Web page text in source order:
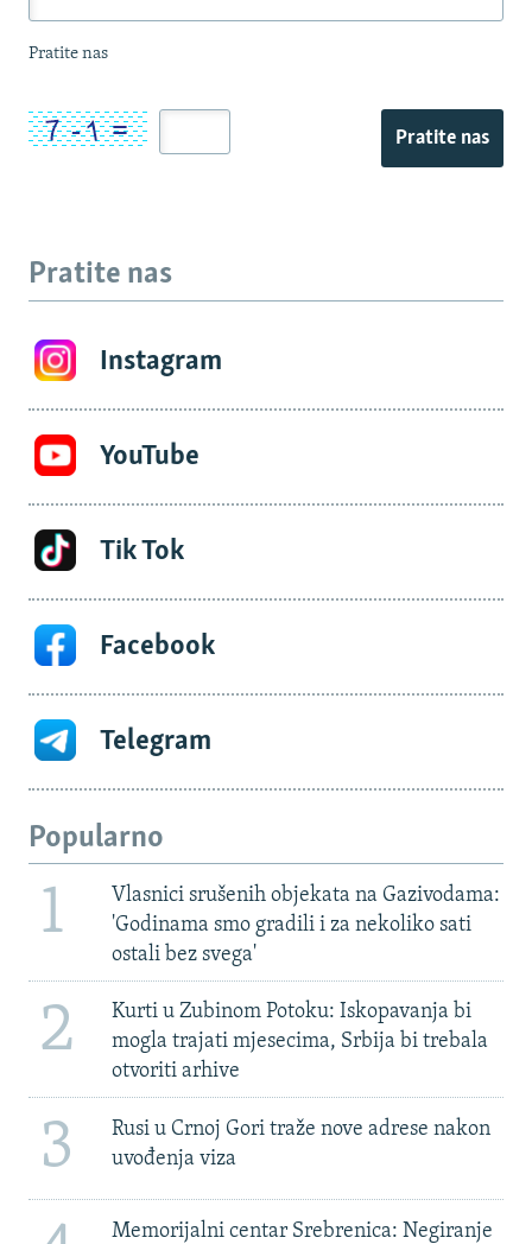
Pratite nas
Pratite nas
Pratite nas
Instagram
YouTube
Tik Tok
Facebook
Telegram
Popularno
1
Vlasnici srušenih objekata na Gazivodama:
'Godinama smo gradili i za nekoliko sati
ostali bez svega'
2
Kurti u Zubinom Potoku: Iskopavanja bi
mogla trajati mjesecima, Srbija bi trebala
otvoriti arhive
3
Rusi u Crnoj Gori traže nove adrese nakon
uvođenja viza
Memorijalni centar Srebrenica: Negiranje